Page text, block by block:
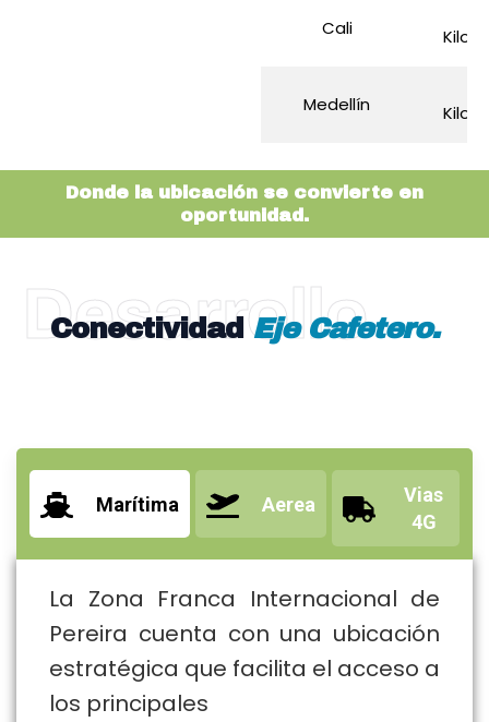
Cali
Medellín
Donde la ubicación se convierte en
oportunidad.
Desarrollo
ConectividadEje Cafetero.
Marítima Aerea
Vias
4G
La Zona Franca Internacional de
Pereira cuenta con una ubicación
estratégica que facilita el acceso a
los principales